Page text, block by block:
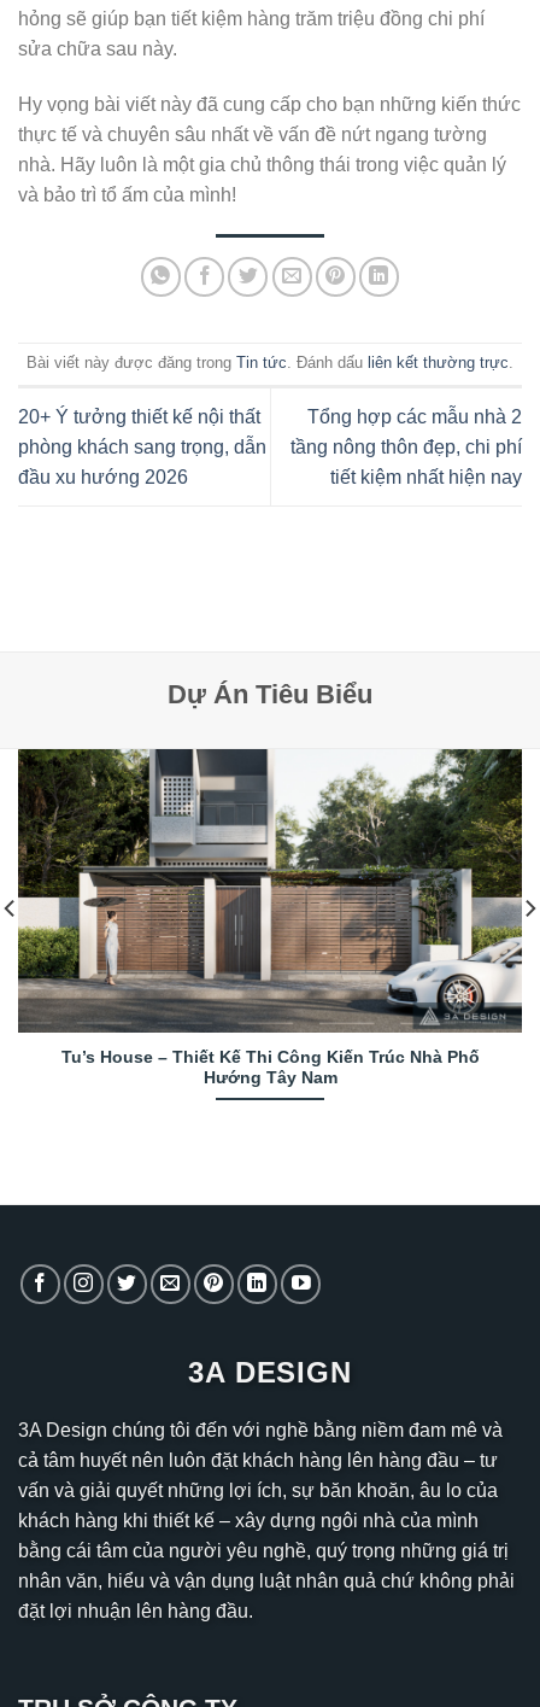
hỏng sẽ giúp bạn tiết kiệm hàng trăm triệu đồng chi phí
sửa chữa sau này.
Hy vọng bài viết này đã cung cấp cho bạn những kiến thức
thực tế và chuyên sâu nhất về vấn đề nứt ngang tường
nhà. Hãy luôn là một gia chủ thông thái trong việc quản lý
và bảo trì tổ ấm của mình!
Bài viết này được đăng trong Tin tức . Đánh dấu liên kết thường trực
20+ Ý tưởng thiết kế nội thất
phòng khách sang trọng, dẫn
đầu xu hướng 2026
Tổng hợp các mẫu nhà 2
tầng nông thôn đẹp, chi phí
tiết kiệm nhất hiện nay
Dự Án Tiêu Biểu
Tu’s House – Thiết Kế Thi Công Kiến Trúc Nhà Phố
Hướng Tây Nam
3A DESIGN
3A Design chúng tôi đến với nghề bằng niềm đam mê và
cả tâm huyết nên luôn đặt khách hàng lên hàng đầu – tư
vấn và giải quyết những lợi ích, sự băn khoăn, âu lo của
khách hàng khi thiết kế – xây dựng ngôi nhà của mình
bằng cái tâm của người yêu nghề, quý trọng những giá trị
nhân văn, hiểu và vận dụng luật nhân quả chứ không phải
đặt lợi nhuận lên hàng đầu.